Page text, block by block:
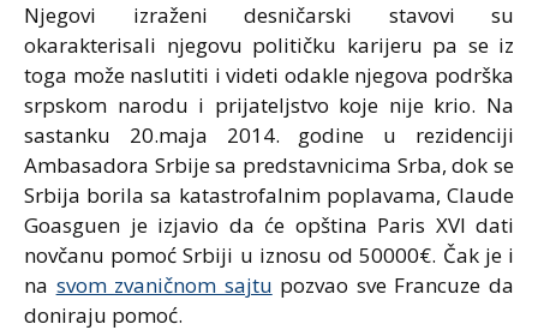
Njegovi izraženi desničarski stavovi su
okarakterisali njegovu političku karijeru pa se iz
toga može naslutiti i videti odakle njegova podrška
srpskom narodu i prijateljstvo koje nije krio. Na
sastanku 20.maja 2014. godine u rezidenciji
Ambasadora Srbije sa predstavnicima Srba, dok se
Srbija borila sa katastrofalnim poplavama, Claude
Goasguen je izjavio da će opština Paris XVI dati
novčanu pomoć Srbiji u iznosu od 50000€. Čak je i
na svom zvaničnom sajtu pozvao sve Francuze da
doniraju pomoć.